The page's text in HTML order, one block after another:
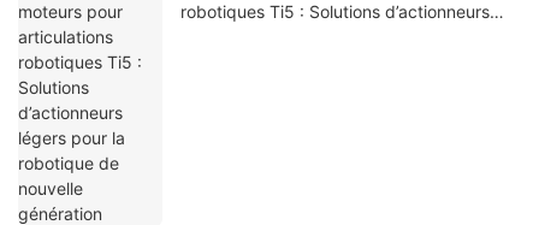
robotiques Ti5 : Solutions d’actionneurs